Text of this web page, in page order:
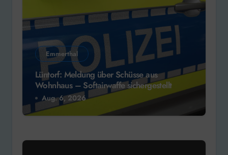
Emmerthal
Lüntorf: Meldung über Schüsse aus
Wohnhaus – Softairwaffe sichergestellt
Aug. 6, 2026